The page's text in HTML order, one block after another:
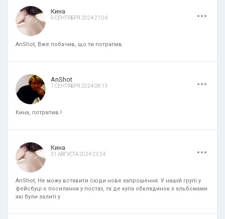
Кина
9 СЕНТЯБРЯ 2024 21:04 ...
AnShot, Вже побачив, що ти потрапив
AnShot
1 СЕНТЯБРЯ 2024 08:13 ...
Кина, потрапив.!
Кина
31 АВГУСТА 2024 23:24 ...
AnShot, Не можу вставити сюди нове запрошення. У нашій групі у
фейсбуці є посилання у постах, та де купа обкладинок з альбомами
які були залиті у